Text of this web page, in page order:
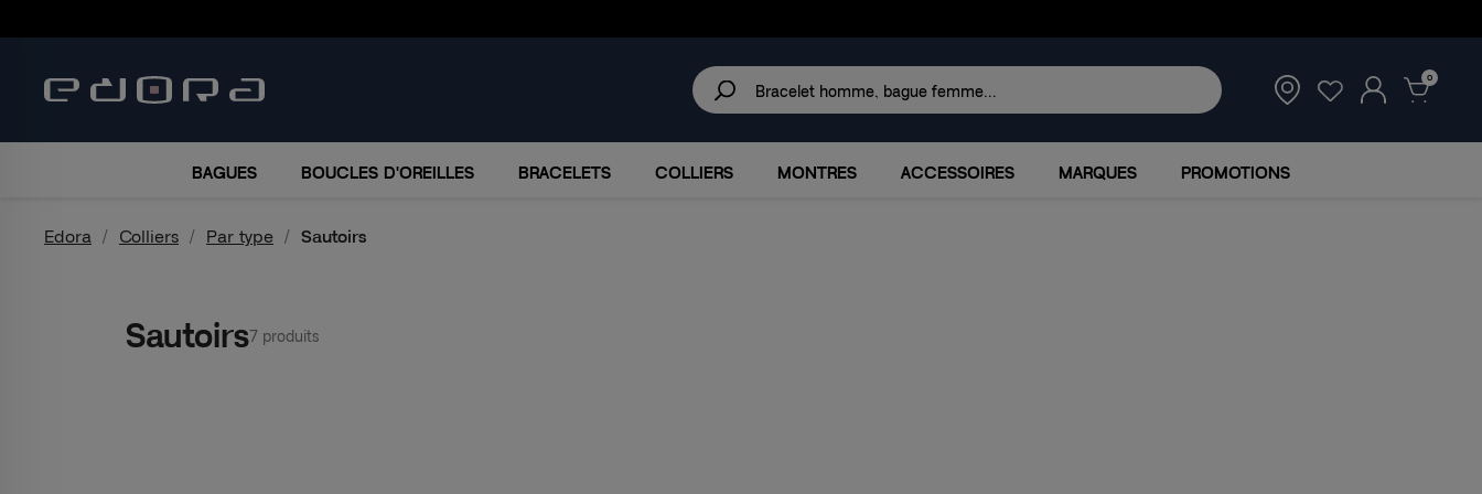
BRACELETS COLLIERS PROMOTIONS
0
BAGUES BOUCLES D'OREILLES BRACELETS COLLIERS MONTRES ACCESSOIRES MARQUES PROMOTIONS
Edora Colliers Par type Sautoirs
Sautoirs7 produits